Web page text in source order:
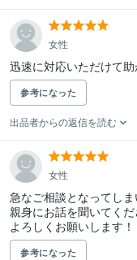
女性
迅速に対応いただけて
参考になった
出品者からの返信を読む
女性
急なご相談となってし
親身にお話を聞いてく
よろしくお願いします！
参考になった